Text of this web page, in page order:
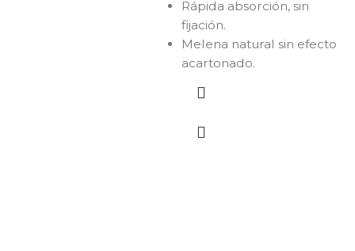
Rápida absorción, sin
fijación.
Melena natural sin efecto
acartonado.